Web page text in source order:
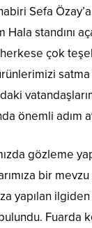
Sefa
Hala standını
herkese çok
satma
önemli adım
gözleme
bir
yapılan
Fuarda